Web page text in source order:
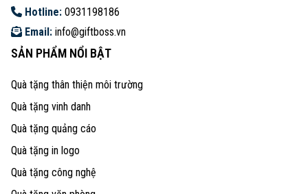
Hotline: 0931198186
Email: info@giftboss.vn
SẢN PHẨM NỔI BẬT
Quà tặng thân thiện môi trường
Quà tặng vinh danh
Quà tặng quảng cáo
Quà tặng in logo
Quà tặng công nghệ